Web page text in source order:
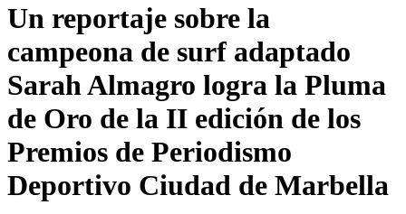
Un reportaje sobre la
campeona de surf adaptado
Sarah Almagro logra la Pluma
de Oro de la II edición de los
Premios de Periodismo
Deportivo Ciudad de Marbella